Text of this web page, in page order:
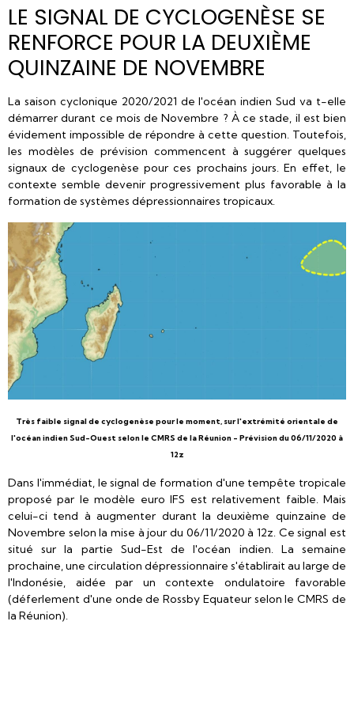
LE SIGNAL DE CYCLOGENÈSE SE
RENFORCE POUR LA DEUXIÈME
QUINZAINE DE NOVEMBRE
La saison cyclonique 2020/2021 de l'océan indien Sud va t-elle
démarrer durant ce mois de Novembre ? À ce stade, il est bien
évidement impossible de répondre à cette question. Toutefois,
les modèles de prévision commencent à suggérer quelques
signaux de cyclogenèse pour ces prochains jours. En effet, le
contexte semble devenir progressivement plus favorable à la
formation de systèmes dépressionnaires tropicaux.
Très faible signal de cyclogenèse pour le moment, sur l'extrémité orientale de
l'océan indien Sud-Ouest selon le CMRS de la Réunion - Prévision du 06/11/2020 à
12z
Dans l'immédiat, le signal de formation d'une tempête tropicale
proposé par le modèle euro IFS est relativement faible. Mais
celui-ci tend à augmenter durant la deuxième quinzaine de
Novembre selon la mise à jour du 06/11/2020 à 12z. Ce signal est
situé sur la partie Sud-Est de l'océan indien. La semaine
prochaine, une circulation dépressionnaire s'établirait au large de
l'Indonésie, aidée par un contexte ondulatoire favorable
(déferlement d'une onde de Rossby Equateur selon le CMRS de
la Réunion).